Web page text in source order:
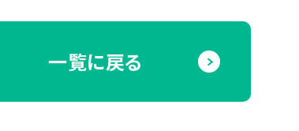
一覧に戻る